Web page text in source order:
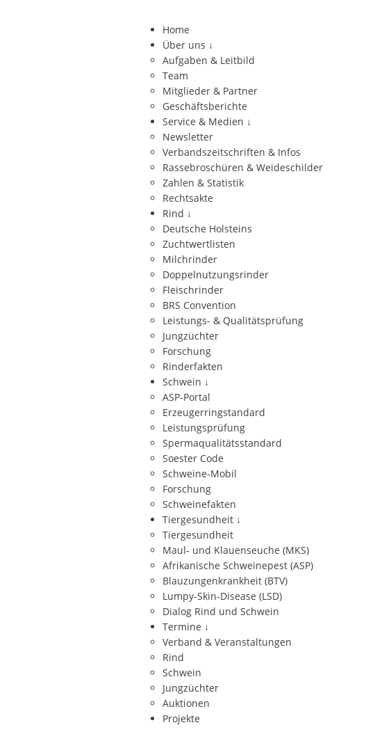
Home
Über uns ↓
Aufgaben & Leitbild
Team
Mitglieder & Partner
Geschäftsberichte
Service & Medien ↓
Newsletter
Verbandszeitschriften & Infos
Rassebroschüren & Weideschilder
Zahlen & Statistik
Rechtsakte
Rind ↓
Deutsche Holsteins
Zuchtwertlisten
Milchrinder
Doppelnutzungsrinder
Fleischrinder
BRS Convention
Leistungs- & Qualitätsprüfung
Jungzüchter
Forschung
Rinderfakten
Schwein ↓
ASP-Portal
Erzeugerringstandard
Leistungsprüfung
Spermaqualitätsstandard
Soester Code
Schweine-Mobil
Forschung
Schweinefakten
Tiergesundheit ↓
Tiergesundheit
Maul- und Klauenseuche (MKS)
Afrikanische Schweinepest (ASP)
Blauzungenkrankheit (BTV)
Lumpy-Skin-Disease (LSD)
Dialog Rind und Schwein
Termine ↓
Verband & Veranstaltungen
Rind
Schwein
Jungzüchter
Auktionen
Projekte